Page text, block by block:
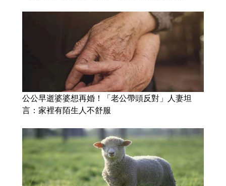
公公早逝婆婆想再婚！「老公帶頭反對」人妻坦
言：家裡有陌生人不舒服